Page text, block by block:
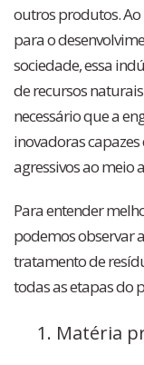
outros produtos.
para o
sociedade, essa
de recursos
necessário que a
inovadoras
agressivos ao meio
Para entender
podemos observar
tratamento de
todas as etapas do
Matéria